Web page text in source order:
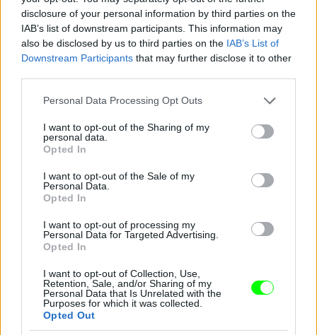
disclosure of your personal information by third parties on the
IAB’s list of downstream participants. This information may
also be disclosed by us to third parties on the IAB’s List of
Downstream Participants that may further disclose it to other
Please note that this website/app uses one or more Google
not limited to your visit or usage behaviour. You may click to
grant or deny consent to Google and its third-party tags to
use your data for below specified purposes in below Google
consent section.
Personal Data Processing Opt Outs
I want to opt-out of the Sharing of my
personal data.
Opted In
I want to opt-out of the Sale of my
Personal Data.
Opted In
I want to opt-out of processing my
Personal Data for Targeted Advertising.
Opted In
I want to opt-out of Collection, Use,
Retention, Sale, and/or Sharing of my
Personal Data that Is Unrelated with the
Purposes for which it was collected.
Opted Out